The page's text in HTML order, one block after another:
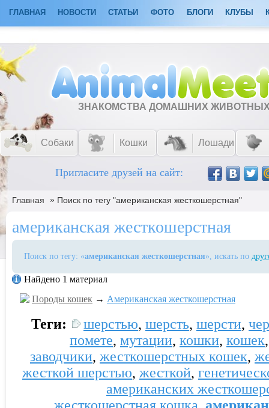
ГЛАВНАЯ НОВОСТИ СТАТЬИ ФОТО БЛОГИ КЛУБЫ
ЗНАКОМСТВА ДОМАШНИХ
Собаки Кошки Лошади
Пригласите друзей на сайт:
Главная » Поиск по тегу "американская жесткошерстная"
американская жесткошерстная
Поиск по тегу: «американская жесткошерстная», искать по
Найдено 1 материал
Породы кошек → Американская жесткошерстная
Теги: шерстью, шерсть, шерсти,
помете, мутации, кошки, кошек
заводчики, жесткошерстных кошек,
жесткой шерстью, жесткой,
американских